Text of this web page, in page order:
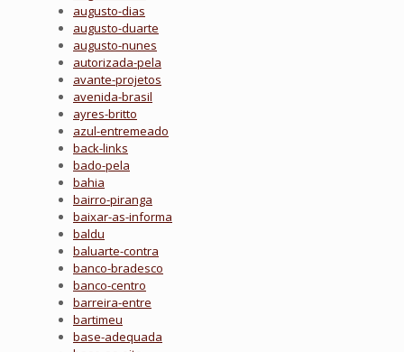
augusto-dias
augusto-duarte
augusto-nunes
autorizada-pela
avante-projetos
avenida-brasil
ayres-britto
azul-entremeado
back-links
bado-pela
bahia
bairro-piranga
baixar-as-informa
baldu
baluarte-contra
banco-bradesco
banco-centro
barreira-entre
bartimeu
base-adequada